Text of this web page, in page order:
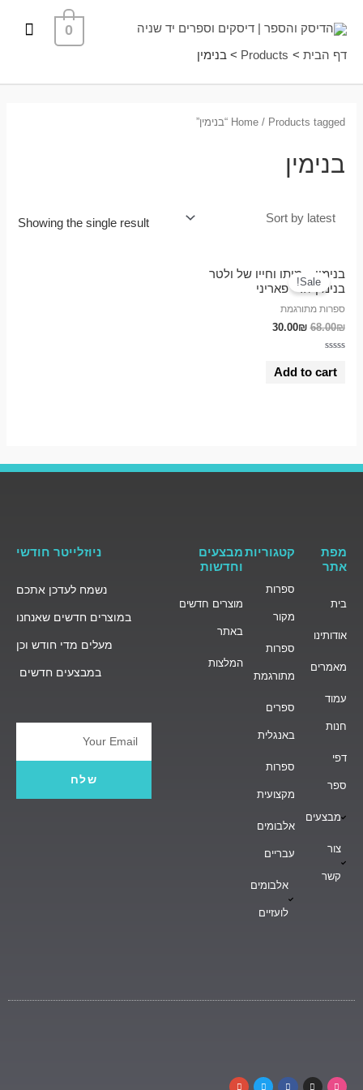
0
דף הבית Products בנימין
Home/ Products tagged “בנימין”
בנימין
Showing the single result
Sale!
בנימין – מותו וחייו של ולטר
בנימין / ג'יי פאריני
ספרות מתורגמת
68.00₪
30.00₪
out
Add to cart
מפת
אתר
בית
אודותינו
מאמרים
עמוד
חנות
דפי
ספר
מבצעים
צור
קשר
קטגוריות
ספרות
מקור
ספרות
מתורגמת
ספרים
באנגלית
ספרות
מקצועית
אלבומים
עבריים
אלבומים
לועזיים
מבצעים
וחדשות
מוצרים חדשים
באתר
המלצות
ניוזלייטר חודשי
נשמח לעדכן אתכם
במוצרים חדשים שאנחנו
מעלים מדי חודש וכן
במבצעים חדשים
Email
שלח
D
I
F
T
G